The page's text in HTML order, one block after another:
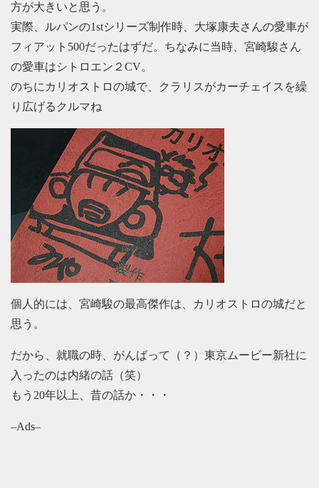
方が大きいと思う。
実際、ルパンの1stシリーズ制作時、大塚康夫さんの愛車が
フィアット500だったはずだ。ちなみに当時、宮崎駿さん
の愛車はシトロエン２CV。
のちにカリオストロの城で、クラリスがカーチェイスを繰
り広げるクルマね
個人的には、宮崎駿の最高傑作は、カリオストロの城だと
思う。
だから、就職の時、がんばって（？）東京ムービー新社に
入ったのは内緒の話（笑）
もう20年以上、昔の話か・・・
–Ads–